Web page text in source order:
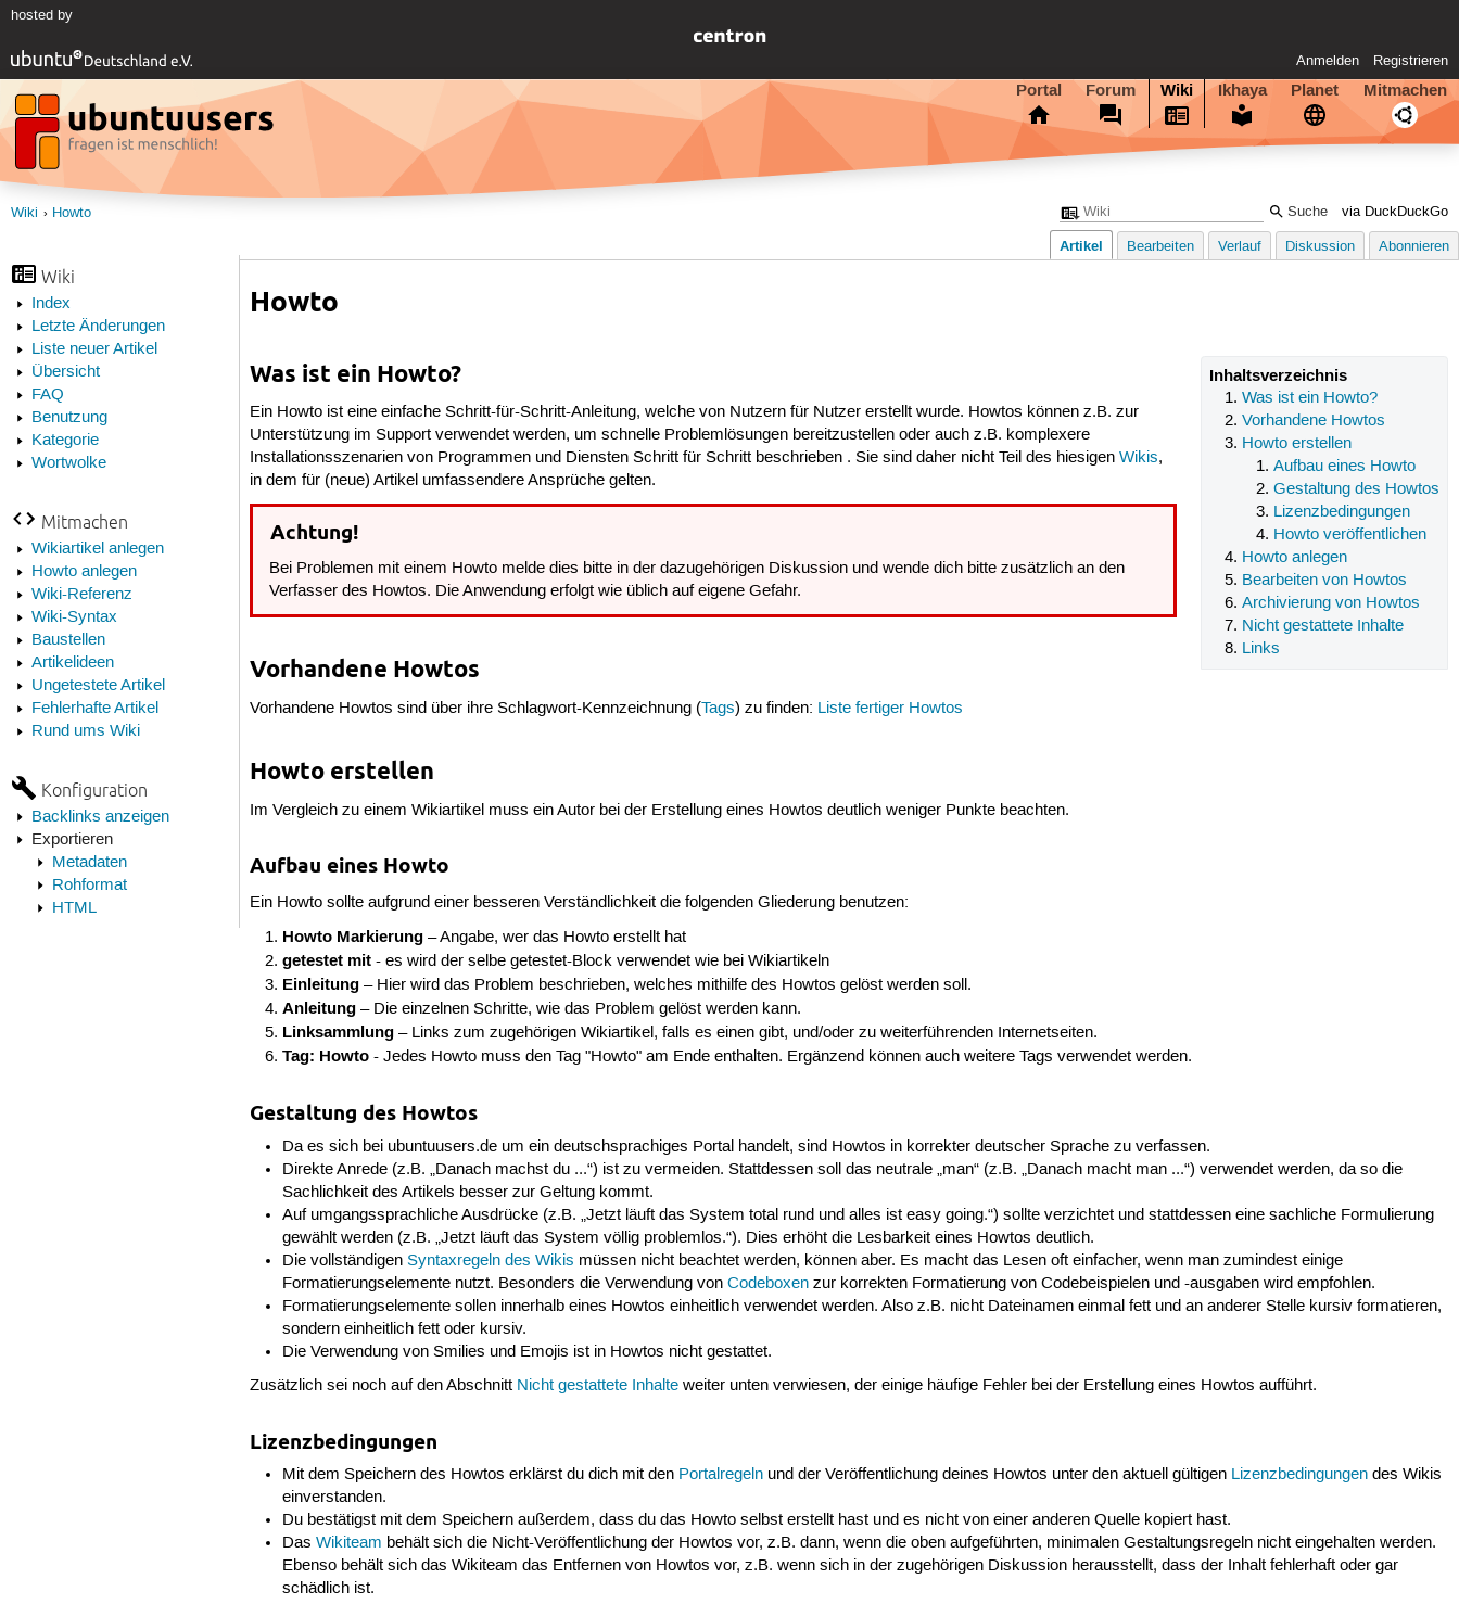
hosted by
Anmelden Registrieren
Portal Forum Wiki Ikhaya Planet Mitmachen
via DuckDuckGo
Wiki Howto
Wiki
Index
Letzte Änderungen
Liste neuer Artikel
Übersicht
FAQ
Benutzung
Kategorie
Wortwolke
Mitmachen
Wikiartikel anlegen
Howto anlegen
Wiki-Referenz
Wiki-Syntax
Baustellen
Artikelideen
Ungetestete Artikel
Fehlerhafte Artikel
Rund ums Wiki
Konfiguration
Backlinks anzeigen
Exportieren
Metadaten
Rohformat
HTML
Artikel Bearbeiten Verlauf Diskussion Abonnieren
Howto
Inhaltsverzeichnis
Was ist ein Howto?
Vorhandene Howtos
Howto erstellen
Aufbau eines Howto
Gestaltung des Howtos
Lizenzbedingungen
Howto veröffentlichen
Howto anlegen
Bearbeiten von Howtos
Archivierung von Howtos
Nicht gestattete Inhalte
Links
Was ist ein Howto?
Ein Howto ist eine einfache Schritt-für-Schritt-Anleitung, welche von Nutzern für Nutzer erstellt wurde. Howtos können z.B. zur
Unterstützung im Support verwendet werden, um schnelle Problemlösungen bereitzustellen oder auch z.B. komplexere
Installationsszenarien von Programmen und Diensten Schritt für Schritt beschrieben . Sie sind daher nicht Teil des hiesigenWikis,
in dem für (neue) Artikel umfassendere Ansprüche gelten.
Achtung!
Bei Problemen mit einem Howto melde dies bitte in der dazugehörigen Diskussion und wende dich bitte zusätzlich an den
Verfasser des Howtos. Die Anwendung erfolgt wie üblich auf eigene Gefahr.
Vorhandene Howtos
Vorhandene Howtos sind über ihre Schlagwort-Kennzeichnung (Tags) zu finden: Liste fertiger Howtos
Howto erstellen
Im Vergleich zu einem Wikiartikel muss ein Autor bei der Erstellung eines Howtos deutlich weniger Punkte beachten.
Aufbau eines Howto
Ein Howto sollte aufgrund einer besseren Verständlichkeit die folgenden Gliederung benutzen:
Howto Markierung– Angabe, wer das Howto erstellt hat
getestet mit- es wird der selbe getestet-Block verwendet wie bei Wikiartikeln
Einleitung– Hier wird das Problem beschrieben, welches mithilfe des Howtos gelöst werden soll.
Anleitung– Die einzelnen Schritte, wie das Problem gelöst werden kann.
Linksammlung– Links zum zugehörigen Wikiartikel, falls es einen gibt, und/oder zu weiterführenden Internetseiten.
Tag: Howto- Jedes Howto muss den Tag "Howto" am Ende enthalten. Ergänzend können auch weitere Tags verwendet werden.
Gestaltung des Howtos
Da es sich bei ubuntuusers.de um ein deutschsprachiges Portal handelt, sind Howtos in korrekter deutscher Sprache zu verfassen.
Direkte Anrede (z.B. „Danach machst du ...“) ist zu vermeiden. Stattdessen soll das neutrale „man“ (z.B. „Danach macht man ...“) verwendet werden, da so die
Sachlichkeit des Artikels besser zur Geltung kommt.
Auf umgangssprachliche Ausdrücke (z.B. „Jetzt läuft das System total rund und alles ist easy going.“) sollte verzichtet und stattdessen eine sachliche Formulierung
gewählt werden (z.B. „Jetzt läuft das System völlig problemlos.“). Dies erhöht die Lesbarkeit eines Howtos deutlich.
Die vollständigen Syntaxregeln des Wikis müssen nicht beachtet werden, können aber. Es macht das Lesen oft einfacher, wenn man zumindest einige
Formatierungselemente nutzt. Besonders die Verwendung von Codeboxenzur korrekten Formatierung von Codebeispielen und -ausgaben wird empfohlen.
Formatierungselemente sollen innerhalb eines Howtos einheitlich verwendet werden. Also z.B. nicht Dateinamen einmal fett und an anderer Stelle kursiv formatieren,
sondern einheitlich fett oder kursiv.
Die Verwendung von Smilies und Emojis ist in Howtos nicht gestattet.
Zusätzlich sei noch auf den Abschnitt Nicht gestattete Inhalte weiter unten verwiesen, der einige häufige Fehler bei der Erstellung eines Howtos aufführt.
Lizenzbedingungen
Mit dem Speichern des Howtos erklärst du dich mit den Portalregelnund der Veröffentlichung deines Howtos unter den aktuell gültigen Lizenzbedingungendes Wikis
einverstanden.
Du bestätigst mit dem Speichern außerdem, dass du das Howto selbst erstellt hast und es nicht von einer anderen Quelle kopiert hast.
Das Wikiteam behält sich die Nicht-Veröffentlichung der Howtos vor, z.B. dann, wenn die oben aufgeführten, minimalen Gestaltungsregeln nicht eingehalten werden.
Ebenso behält sich das Wikiteam das Entfernen von Howtos vor, z.B. wenn sich in der zugehörigen Diskussion herausstellt, dass der Inhalt fehlerhaft oder gar
schädlich ist.